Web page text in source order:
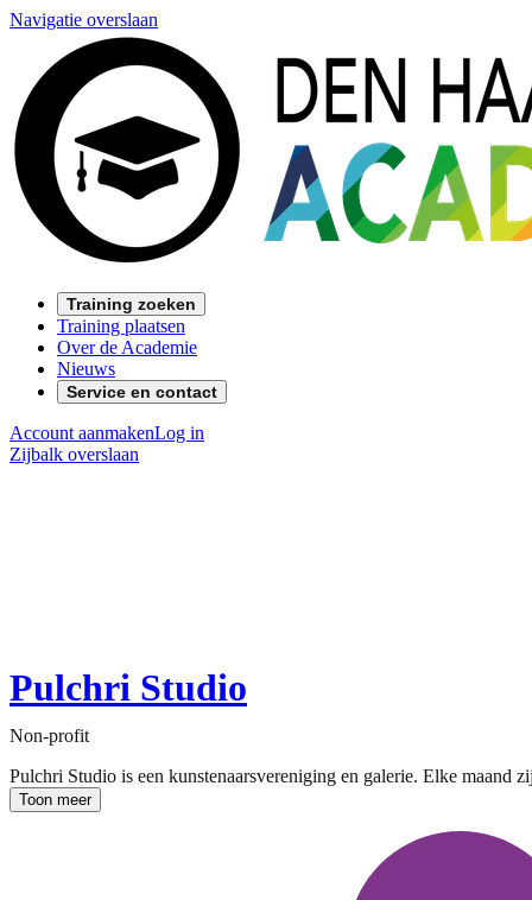
Navigatie overslaan
Training zoeken
Training plaatsen
Over de Academie
Nieuws
Service en contact
Account aanmakenLog in
Zijbalk overslaan
Pulchri Studio
Non-profit
Pulchri Studio is een kunstenaarsvereniging en galerie. Elke maand
Toon meer